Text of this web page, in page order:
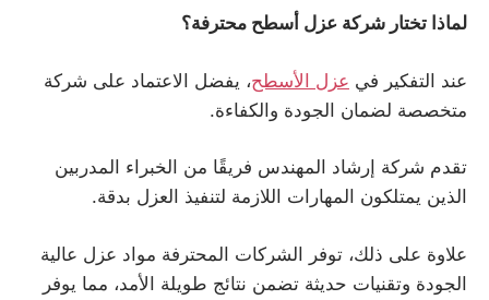
لماذا تختار شركة عزل أسطح محترفة؟
عند التفكير في عزل الأسطح، يفضل الاعتماد على شركة
متخصصة لضمان الجودة والكفاءة.
تقدم شركة إرشاد المهندس فريقًا من الخبراء المدربين
الذين يمتلكون المهارات اللازمة لتنفيذ العزل بدقة.
علاوة على ذلك، توفر الشركات المحترفة مواد عزل عالية
الجودة وتقنيات حديثة تضمن نتائج طويلة الأمد، مما يوفر